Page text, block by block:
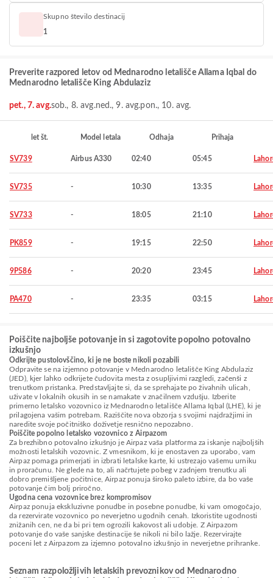
Skupno število destinacij
1
Preverite razpored letov od Mednarodno letališče Allama Iqbal do
Mednarodno letališče King Abdulaziz
pet., 7. avg.sob., 8. avg.ned., 9. avg.pon., 10. avg.
let št. Model letala Odhaja Prihaja
SV739 Airbus A330 02:40 05:45
SV735 - 10:30 13:35
SV733 - 18:05 21:10
PK859 - 19:15 22:50
9P586 - 20:20 23:45
PA470 - 23:35 03:15
Poiščite najboljše potovanje in si zagotovite popolno potovalno
izkušnjo
Odkrijte pustolovščino, ki je ne boste nikoli pozabili
Odpravite se na izjemno potovanje v Mednarodno letališče King Abdulaziz
(JED), kjer lahko odkrijete čudovita mesta z osupljivimi razgledi, začenši z
trenutkom pristanka. Predstavljajte si, da se sprehajate po živahnih ulicah,
uživate v lokalnih okusih in se namakate v značilnem vzdušju. Izberite
primerno letalsko vozovnico iz Mednarodno letališče Allama Iqbal (LHE), ki je
prilagojena vašim potrebam. Raziščite nova obzorja s svojimi najdražjimi in
naredite svoje počitniško doživetje resnično nepozabno.
Poiščite popolno letalsko vozovnico z Airpazom
Za brezhibno potovalno izkušnjo je Airpaz vaša platforma za iskanje najboljših
možnosti letalskih vozovnic. Z vmesnikom, ki je enostaven za uporabo, vam
Airpaz pomaga primerjati in izbrati letalske karte, ki ustrezajo vašemu urniku
in proračunu. Ne glede na to, ali načrtujete pobeg v zadnjem trenutku ali
dobro premišljene počitnice, Airpaz ponuja široko paleto izbire, da bo vaše
potovanje čim bolj priročno.
Ugodna cena vozovnice brez kompromisov
Airpaz ponuja ekskluzivne ponudbe in posebne ponudbe, ki vam omogočajo,
da rezervirate vozovnico po neverjetno ugodnih cenah. Izkoristite ugodnosti
znižanih cen, ne da bi pri tem ogrozili kakovost ali udobje. Z Airpazom
potovanje do vaše sanjske destinacije še nikoli ni bilo lažje. Rezervirajte
poceni let z Airpazom za izjemno potovalno izkušnjo in neverjetne prihranke.
Seznam razpoložljivih letalskih prevoznikov od Mednarodno